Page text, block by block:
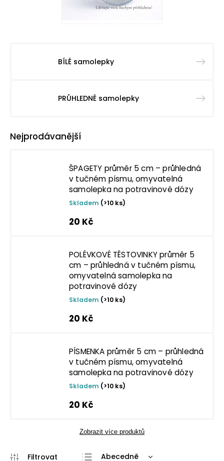
BÍLÉ samolepky
PRŮHLEDNÉ samolepky
Nejprodávanější
ŠPAGETY průměr 5 cm – průhledná
v tučném písmu, omyvatelná
samolepka na potravinové dózy
Skladem (>10 ks)
20 Kč
POLÉVKOVÉ TĚSTOVINKY průměr 5
cm – průhledná v tučném písmu,
omyvatelná samolepka na
potravinové dózy
Skladem (>10 ks)
20 Kč
PÍSMENKA průměr 5 cm – průhledná
v tučném písmu, omyvatelná
samolepka na potravinové dózy
Skladem (>10 ks)
20 Kč
Zobrazit více produktů
Abecedně